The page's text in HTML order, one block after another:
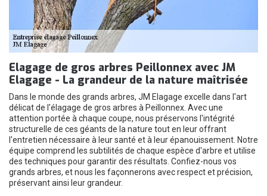
Elagage de gros arbres Peillonnex avec JM
Elagage - La grandeur de la nature maîtrisée
Dans le monde des grands arbres, JM Elagage excelle dans l'art
délicat de l'élagage de gros arbres à Peillonnex. Avec une
attention portée à chaque coupe, nous préservons l'intégrité
structurelle de ces géants de la nature tout en leur offrant
l'entretien nécessaire à leur santé et à leur épanouissement. Notre
équipe comprend les subtilités de chaque espèce d'arbre et utilise
des techniques pour garantir des résultats. Confiez-nous vos
grands arbres, et nous les façonnerons avec respect et précision,
préservant ainsi leur grandeur.